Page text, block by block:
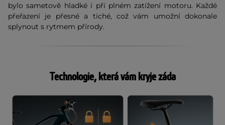
bylo sametově hladké i při plném zatížení motoru. Každé
přeřazení je přesné a tiché, což vám umožní dokonale
splynout s rytmem přírody.
Technologie, která vám kryje záda